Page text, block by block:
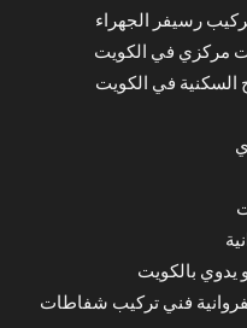
رسيفر الجهراء
مركزي في الكويت
السكنية في الكويت
يدوي بالكويت
فني تركيب شفاطات